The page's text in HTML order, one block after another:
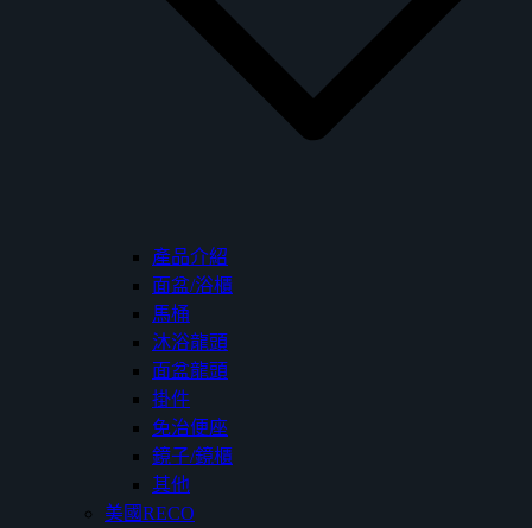
產品介紹
面盆/浴櫃
馬桶
沐浴龍頭
面盆龍頭
掛件
免治便座
鏡子/鏡櫃
其他
美國RECO